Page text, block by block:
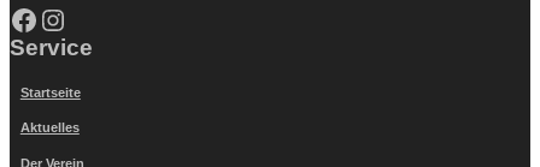
Facebook Instagram
Service
Startseite
Aktuelles
Der Verein